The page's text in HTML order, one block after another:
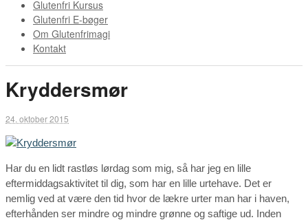
Glutenfri Kursus
Glutenfri E-bøger
Om Glutenfrimagi
Kontakt
Kryddersmør
24. oktober 2015
Har du en lidt rastløs lørdag som mig, så har jeg en lille
eftermiddagsaktivitet til dig, som har en lille urtehave. Det er
nemlig ved at være den tid hvor de lækre urter man har i haven,
efterhånden ser mindre og mindre grønne og saftige ud. Inden